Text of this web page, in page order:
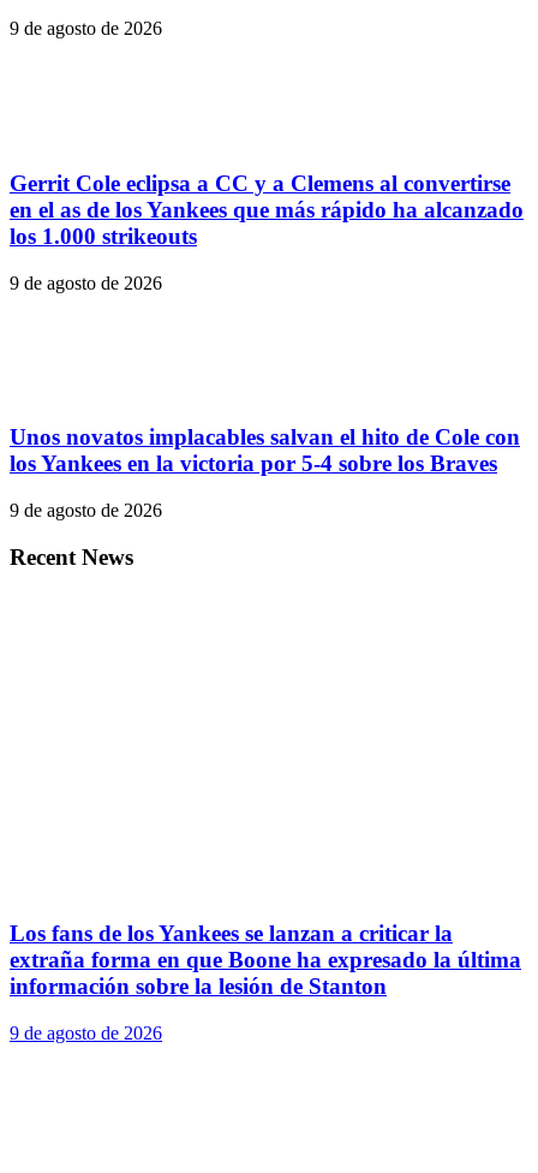
9 de agosto de 2026
Gerrit Cole eclipsa a CC y a Clemens al convertirse
en el as de los Yankees que más rápido ha alcanzado
los 1.000 strikeouts
9 de agosto de 2026
Unos novatos implacables salvan el hito de Cole con
los Yankees en la victoria por 5-4 sobre los Braves
9 de agosto de 2026
Recent News
Los fans de los Yankees se lanzan a criticar la
extraña forma en que Boone ha expresado la última
información sobre la lesión de Stanton
9 de agosto de 2026